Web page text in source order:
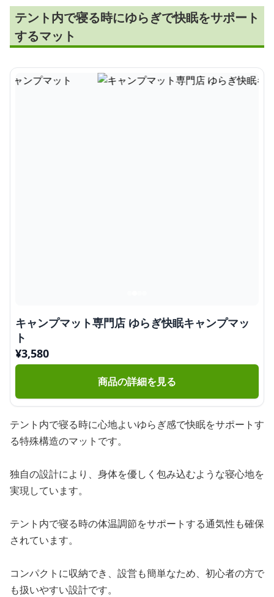
テント内で寝る時にゆらぎで快眠をサポート
するマット
キャンプマット専門店 ゆらぎ快眠キャンプマッ
ト
¥3,580
商品の詳細を見る
テント内で寝る時に心地よいゆらぎ感で快眠をサポートす
る特殊構造のマットです。
独自の設計により、身体を優しく包み込むような寝心地を
実現しています。
テント内で寝る時の体温調節をサポートする通気性も確保
されています。
コンパクトに収納でき、設営も簡単なため、初心者の方で
も扱いやすい設計です。